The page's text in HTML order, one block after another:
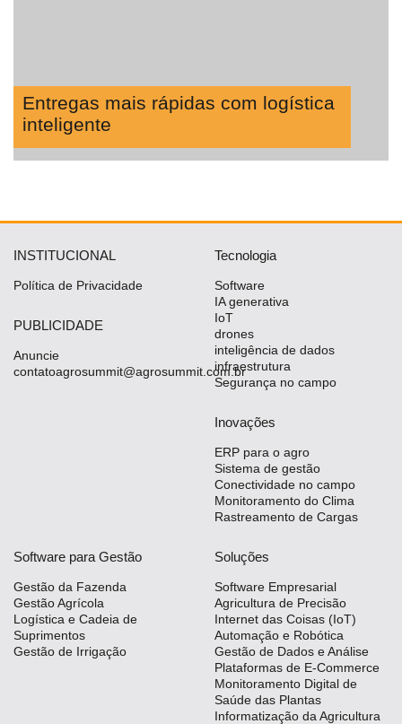
Entregas mais rápidas com logística
inteligente
INSTITUCIONAL
Política de Privacidade
PUBLICIDADE
Anuncie
contatoagrosummit@agrosummit.com.br
Tecnologia
Software
IA generativa
IoT
drones
inteligência de dados
infraestrutura
Segurança no campo
Inovações
ERP para o agro
Sistema de gestão
Conectividade no campo
Monitoramento do Clima
Rastreamento de Cargas
Software para Gestão
Gestão da Fazenda
Gestão Agrícola
Logística e Cadeia de
Suprimentos
Gestão de Irrigação
Soluções
Software Empresarial
Agricultura de Precisão
Internet das Coisas (IoT)
Automação e Robótica
Gestão de Dados e Análise
Plataformas de E-Commerce
Monitoramento Digital de
Saúde das Plantas
Informatização da Agricultura